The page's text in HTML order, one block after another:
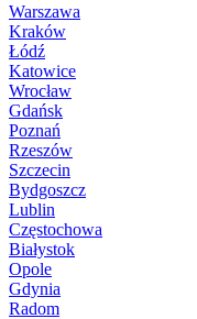
Warszawa
Kraków
Łódź
Katowice
Wrocław
Gdańsk
Poznań
Rzeszów
Szczecin
Bydgoszcz
Lublin
Częstochowa
Białystok
Opole
Gdynia
Radom